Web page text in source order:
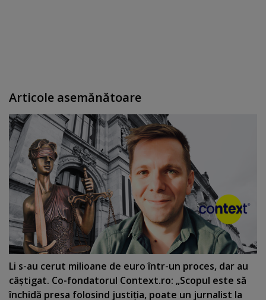
Articole asemănătoare
Li s-au cerut milioane de euro într-un proces, dar au
câştigat. Co-fondatorul Context.ro: „Scopul este să
închidă presa folosind justiţia, poate un jurnalist la